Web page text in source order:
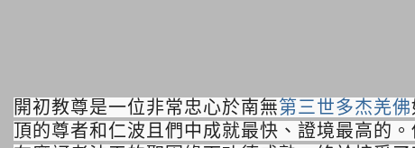
開初教尊是一位非常忠心於南無第三世多杰羌佛
頂的尊者和仁波且們中成就最快、證境最高的